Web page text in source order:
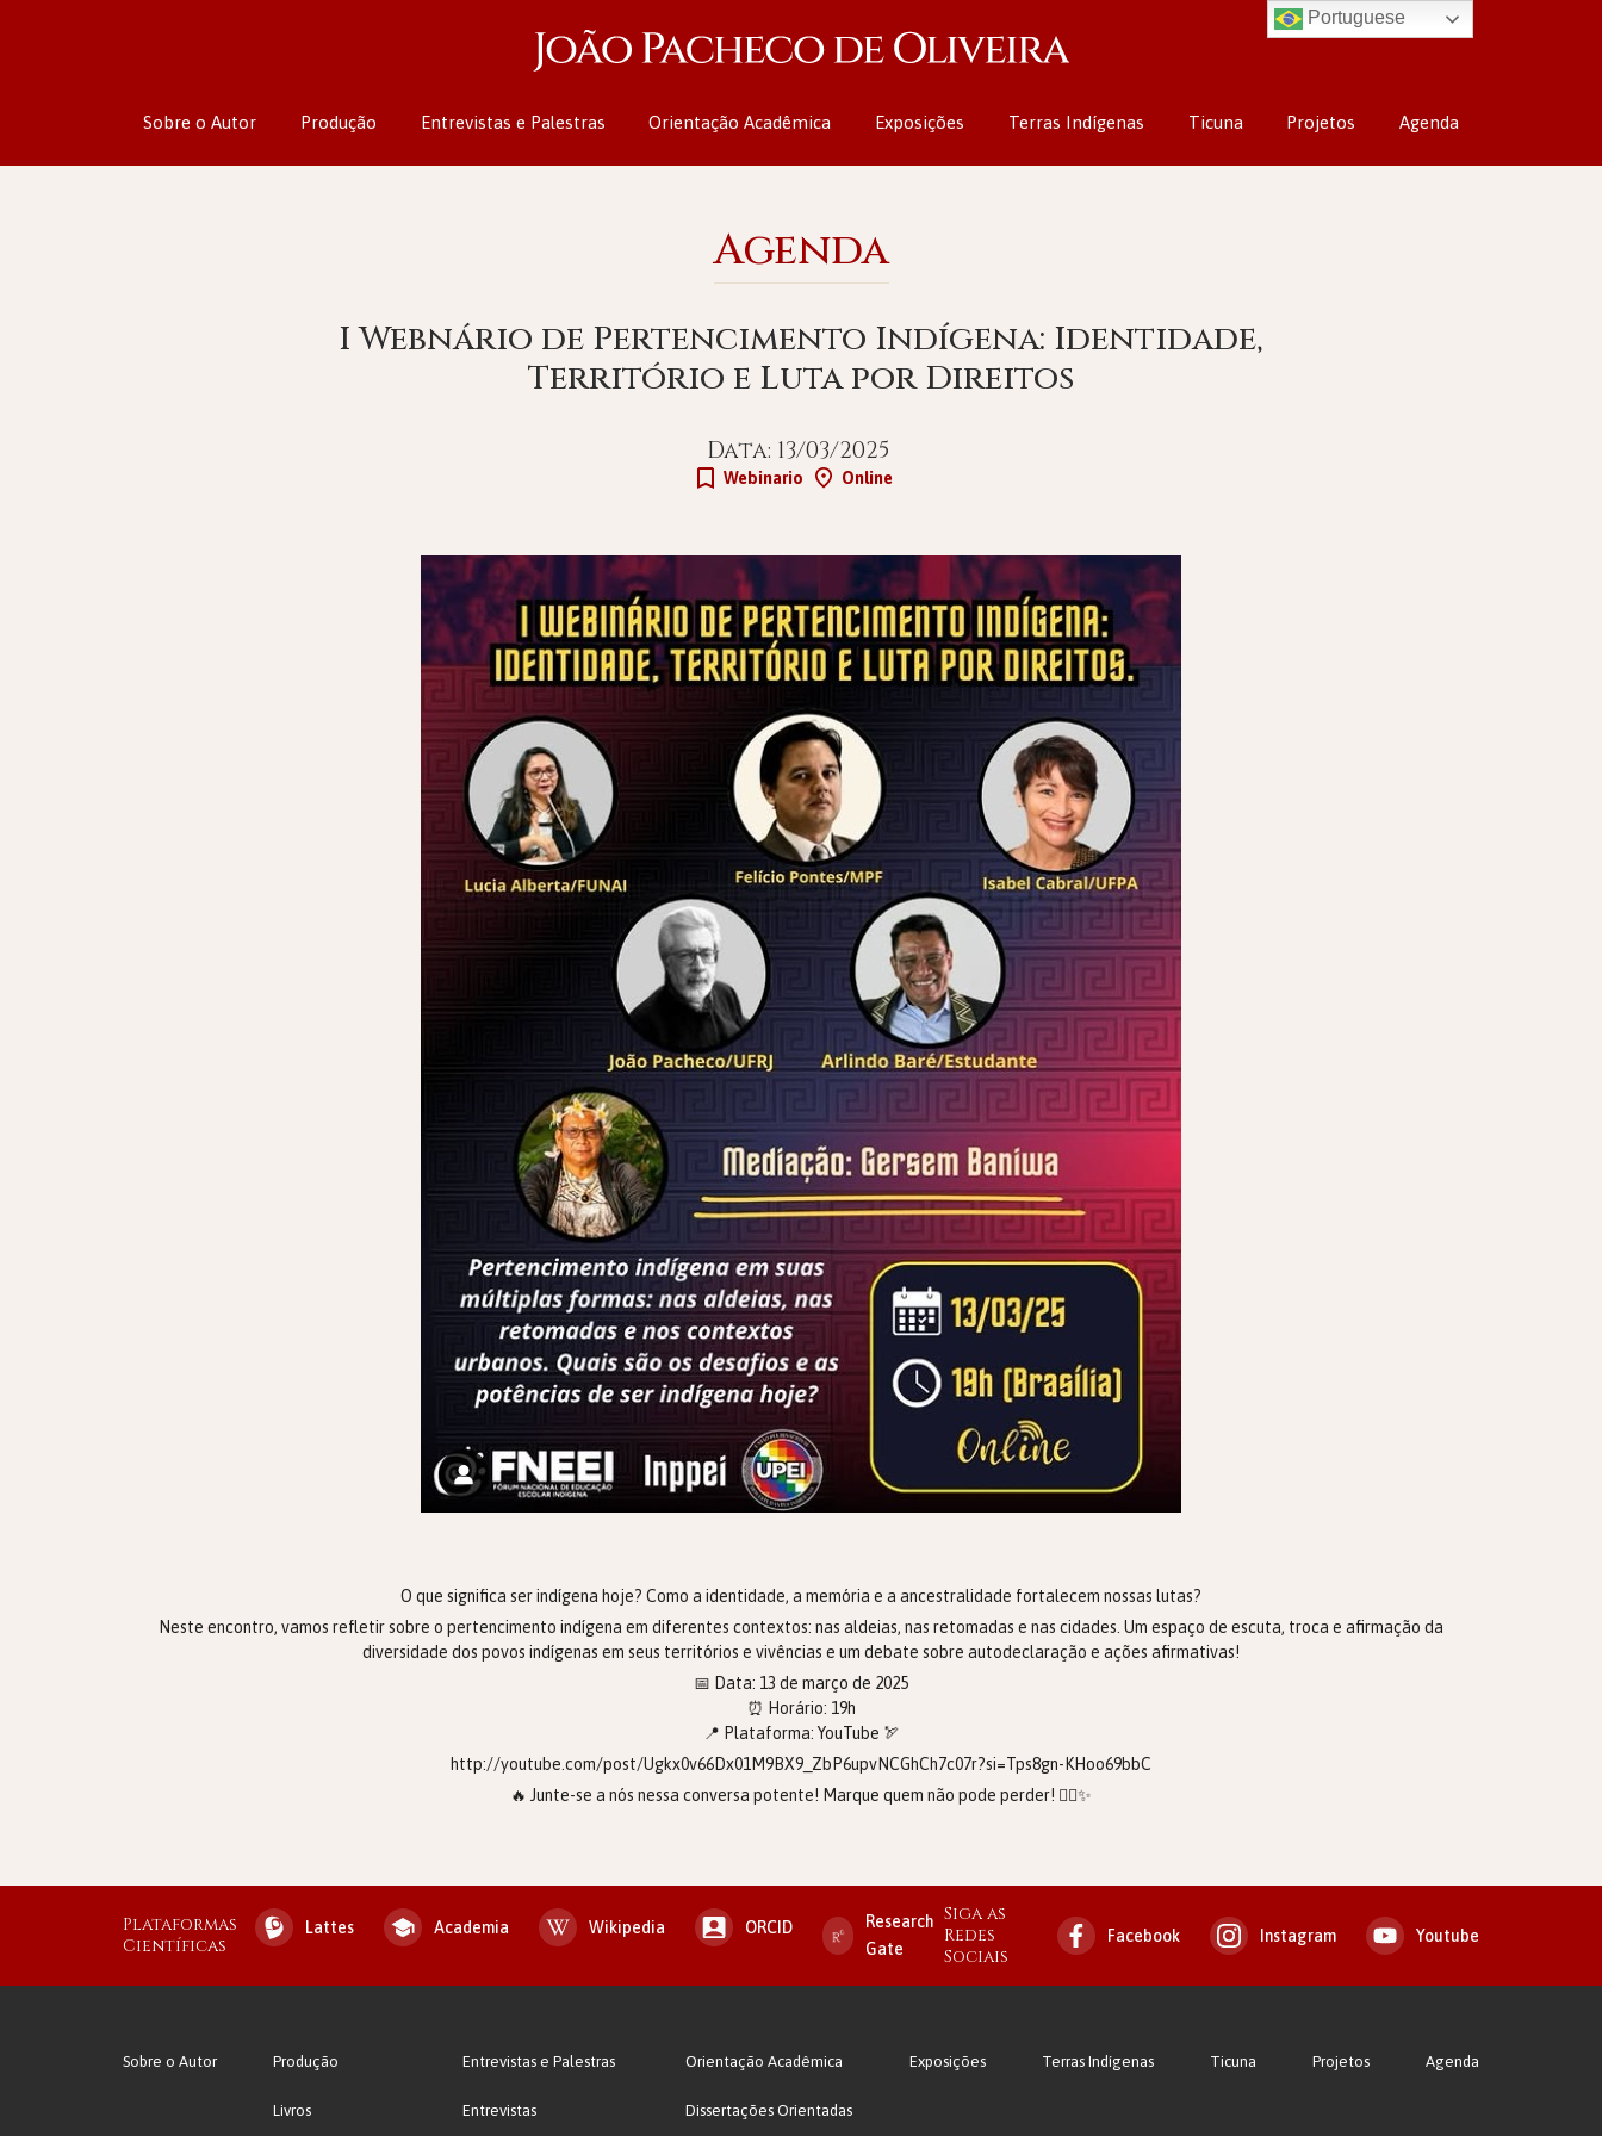
Sobre o Autor Produção Entrevistas e Palestras Orientação Acadêmica Exposições Terras Indígenas Ticuna Projetos Agenda
Agenda
I Webnário de Pertencimento Indígena: Identidade,
Território e Luta por Direitos
Data: 13/03/2025
Webinario Online
O que significa ser indígena hoje? Como a identidade, a memória e a ancestralidade fortalecem nossas lutas?
Neste encontro, vamos refletir sobre o pertencimento indígena em diferentes contextos: nas aldeias, nas retomadas e nas cidades. Um espaço de escuta, troca e afirmação da
diversidade dos povos indígenas em seus territórios e vivências e um debate sobre autodeclaração e ações afirmativas!
📅 Data: 13 de março de 2025
⏰ Horário: 19h
📍 Plataforma: YouTube 🏹
http://youtube.com/post/Ugkx0v66Dx01M9BX9_ZbP6upvNCGhCh7c07r?si=Tps8gn-KHoo69bbC
🔥 Junte-se a nós nessa conversa potente! Marque quem não pode perder! ✊🏽✨
Plataformas
Científicas
Lattes Academia Wikipedia ORCID
Research
Gate
Siga as
Redes
Sociais
Facebook Instagram Youtube
Sobre o Autor Produção
Livros
Entrevistas e Palestras
Entrevistas
Orientação Acadêmica
Dissertações Orientadas
Exposições Terras Indígenas Ticuna Projetos Agenda
Portuguese